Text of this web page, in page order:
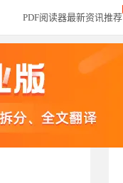
PDF阅读器最新资讯推荐